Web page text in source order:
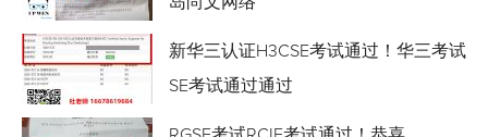
新华三认证H3CSE考试通过！华三考试
SE考试通过通过